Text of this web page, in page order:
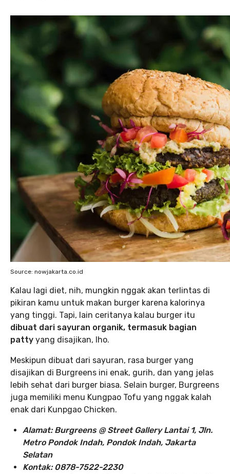
Source: nowjakarta.co.id
Kalau lagi diet, nih, mungkin nggak akan terlintas di
pikiran kamu untuk makan burger karena kalorinya
yang tinggi. Tapi, lain ceritanya kalau burger itu
dibuat dari sayuran organik, termasuk bagian
patty yang disajikan, lho.
Meskipun dibuat dari sayuran, rasa burger yang
disajikan di Burgreens ini enak, gurih, dan yang jelas
lebih sehat dari burger biasa. Selain burger, Burgreens
juga memiliki menu Kungpao Tofu yang nggak kalah
enak dari Kunpgao Chicken.
Alamat: Burgreens @ Street Gallery Lantai 1, Jln.
Metro Pondok Indah, Pondok Indah, Jakarta
Selatan
Kontak: 0878-7522-2230